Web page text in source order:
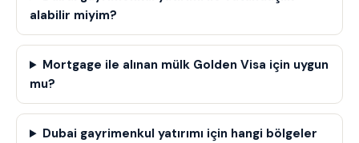
alabilir miyim?
Mortgage ile alınan mülk Golden Visa için uygun
mu?
Dubai gayrimenkul yatırımı için hangi bölgeler